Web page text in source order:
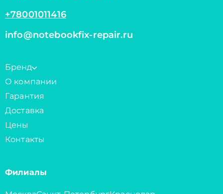
+78001011416
info@notebookfix-repair.ru
Бренд
О компании
Гарантия
Доставка
Цены
Контакты
Филиалы